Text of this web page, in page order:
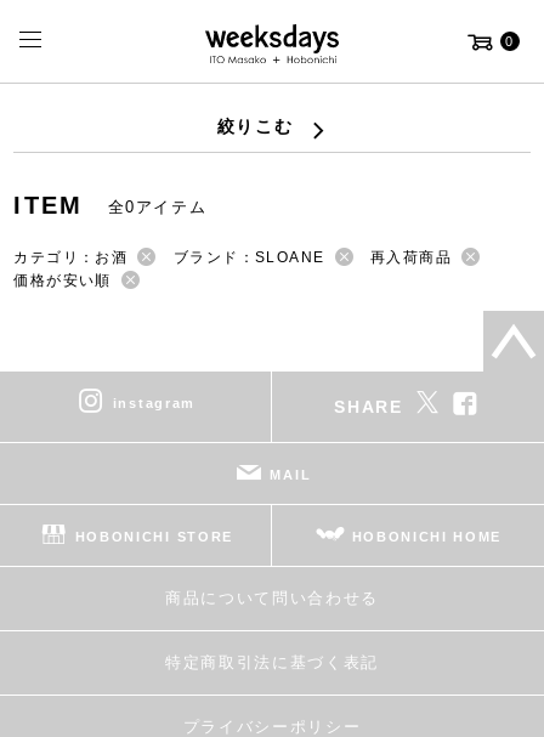
0
絞りこむ
ITEM 全0アイテム
カテゴリ：お酒 ブランド：SLOANE
再入荷商品
価格が安い順
instagram SHARE
MAIL
HOBONICHI STORE HOBONICHI HOME
商品について問い合わせる
特定商取引法に基づく表記
プライバシーポリシー